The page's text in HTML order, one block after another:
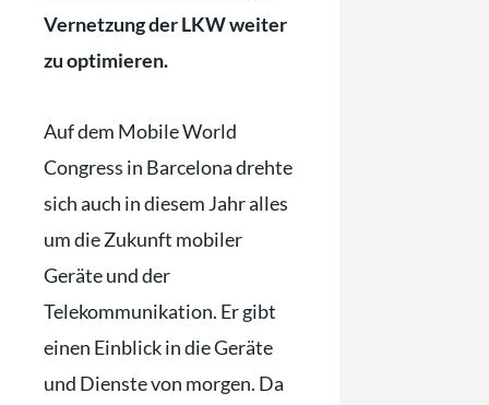
Vernetzung der LKW weiter
zu optimieren.
Auf dem Mobile World
Congress in Barcelona drehte
sich auch in diesem Jahr alles
um die Zukunft mobiler
Geräte und der
Telekommunikation. Er gibt
einen Einblick in die Geräte
und Dienste von morgen. Da